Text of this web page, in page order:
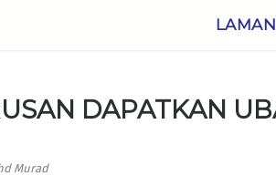
DAPATKAN
Murad